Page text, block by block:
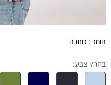
חומר : כותנה
בחר/י צבע: